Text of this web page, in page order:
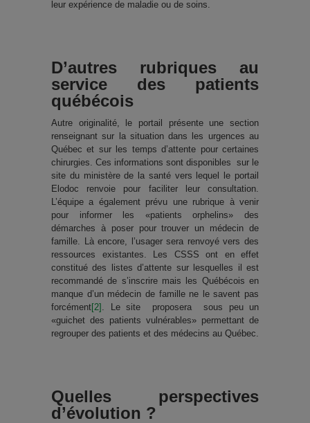
leur expérience de maladie ou de soins.
D’autres rubriques au
service des patients
québécois
Autre originalité, le portail présente une section
renseignant sur la situation dans les urgences au
Québec et sur les temps d’attente pour certaines
chirurgies. Ces informations sont disponibles sur le
site du ministère de la santé vers lequel le portail
Elodoc renvoie pour faciliter leur consultation.
L’équipe a également prévu une rubrique à venir
pour informer les «patients orphelins» des
démarches à poser pour trouver un médecin de
famille. Là encore, l’usager sera renvoyé vers des
ressources existantes. Les CSSS ont en effet
constitué des listes d’attente sur lesquelles il est
recommandé de s’inscrire mais les Québécois en
manque d’un médecin de famille ne le savent pas
forcément[2] . Le site proposera sous peu un
«guichet des patients vulnérables» permettant de
regrouper des patients et des médecins au Québec.
Quelles perspectives
d’évolution ?